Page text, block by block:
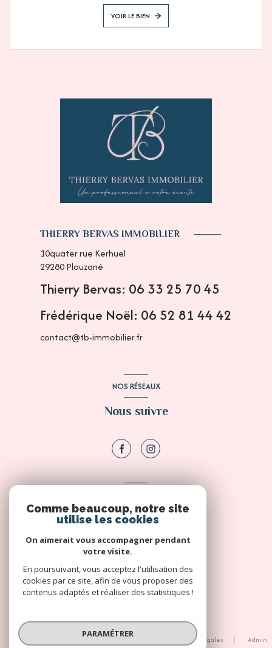
VOIR LE BIEN
THIERRY BERVAS IMMOBILIER
10quater rue Kerhuel
29280Plouzané
Thierry Bervas: 06 33 25 70 45
Frédérique Noël: 06 52 81 44 42
contact@tb-immobilier.fr
NOS RÉSEAUX
Nous suivre
Nous adhérons
© 2026 | Tous droits réservés
Nos partenaires Mentions légales
Admin
Comme beaucoup, notre site
utilise les cookies
On aimerait vous accompagner pendant
votre visite.
En poursuivant, vous acceptez l'utilisation des
cookies par ce site, afin de vous proposer des
contenus adaptés et réaliser des statistiques !
PARAMÉTRER